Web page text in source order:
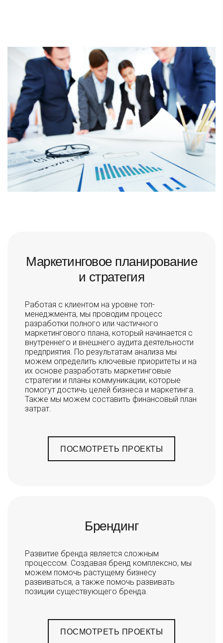
Маркетинговое планирование
и стратегия
Работая с клиентом на уровне топ-
менеджмента, мы проводим процесс
разработки полного или частичного
маркетингового плана, который начинается с
внутреннего и внешнего аудита деятельности
предприятия. По результатам анализа мы
можем определить ключевые приоритеты и на
их основе разработать маркетинговые
стратегии и планы коммуникации, которые
помогут достичь целей бизнеса и маркетинга.
Также мы можем составить финансовый план
затрат.
ПОСМОТРЕТЬ ПРОЕКТЫ
Брендинг
Развитие бренда является сложным
процессом. Создавая бренд комплексно, мы
можем помочь растущему бизнесу
развиваться, а также помочь развивать
позиции существующего бренда.
ПОСМОТРЕТЬ ПРОЕКТЫ